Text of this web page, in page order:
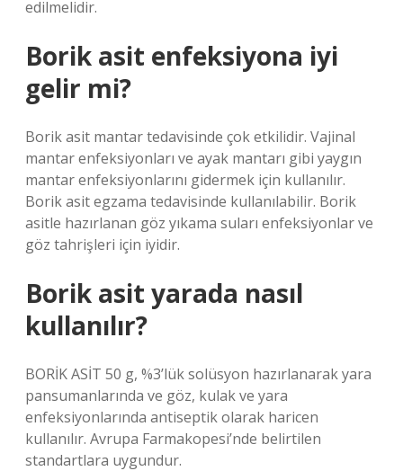
edilmelidir.
Borik asit enfeksiyona iyi
gelir mi?
Borik asit mantar tedavisinde çok etkilidir. Vajinal
mantar enfeksiyonları ve ayak mantarı gibi yaygın
mantar enfeksiyonlarını gidermek için kullanılır.
Borik asit egzama tedavisinde kullanılabilir. Borik
asitle hazırlanan göz yıkama suları enfeksiyonlar ve
göz tahrişleri için iyidir.
Borik asit yarada nasıl
kullanılır?
BORİK ASİT 50 g, %3’lük solüsyon hazırlanarak yara
pansumanlarında ve göz, kulak ve yara
enfeksiyonlarında antiseptik olarak haricen
kullanılır. Avrupa Farmakopesi’nde belirtilen
standartlara uygundur.